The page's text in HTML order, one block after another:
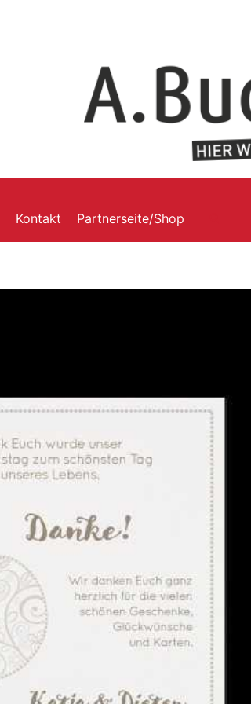
Kontakt Partnerseite/Shop